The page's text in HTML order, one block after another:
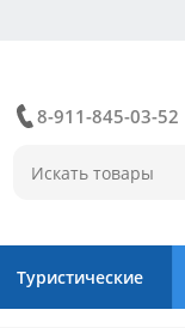
8-911-845-03-52
Туристические